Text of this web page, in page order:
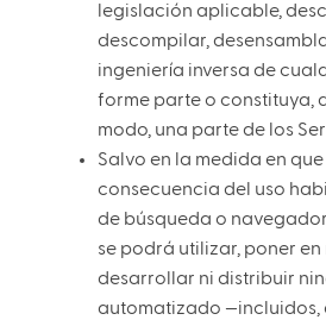
legislación aplicable,
descompilar,
ingeniería inversa de
forme parte o constituya,
modo, una parte de los
Salvo en la medida en que
consecuencia del uso
de búsqueda o
se podrá utilizar, poner en
desarrollar ni distribuir
automatizado —incluidos,